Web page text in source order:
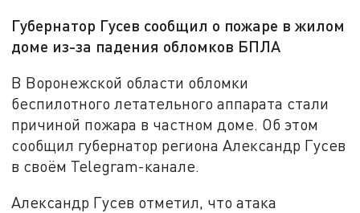
Губернатор Гусев сообщил о пожаре в жилом
доме из-за падения обломков БПЛА
В Воронежской области обломки
беспилотного летательного аппарата стали
причиной пожара в частном доме. Об этом
сообщил губернатор региона Александр Гусев
в своём Telegram-канале.
Александр Гусев отметил, что атака